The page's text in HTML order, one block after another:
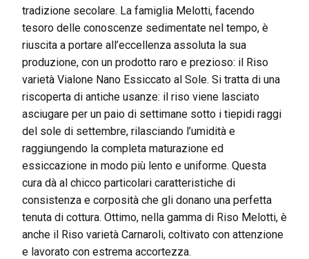
tradizione secolare. La famiglia Melotti, facendo
tesoro delle conoscenze sedimentate nel tempo, è
riuscita a portare all’eccellenza assoluta la sua
produzione, con un prodotto raro e prezioso: il Riso
varietà Vialone Nano Essiccato al Sole. Si tratta di una
riscoperta di antiche usanze: il riso viene lasciato
asciugare per un paio di settimane sotto i tiepidi raggi
del sole di settembre, rilasciando l’umidità e
raggiungendo la completa maturazione ed
essiccazione in modo più lento e uniforme. Questa
cura dà al chicco particolari caratteristiche di
consistenza e corposità che gli donano una perfetta
tenuta di cottura. Ottimo, nella gamma di Riso Melotti, è
anche il Riso varietà Carnaroli, coltivato con attenzione
e lavorato con estrema accortezza.